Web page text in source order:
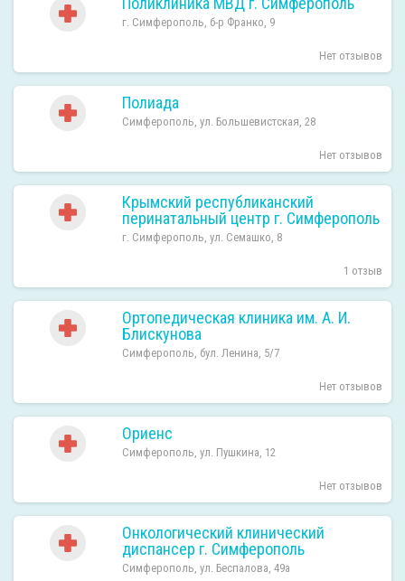
г. Симферополь, б-р Франко, 9
Нет отзывов
Полиада
Симферополь, ул. Большевистская, 28
Нет отзывов
Крымский республиканский
перинатальный центр г. Симферополь
г. Симферополь, ул. Семашко, 8
1 отзыв
Ортопедическая клиника им. А. И.
Блискунова
Симферополь, бул. Ленина, 5/7
Нет отзывов
Ориенс
Симферополь, ул. Пушкина, 12
Нет отзывов
Онкологический клинический
диспансер г. Симферополь
Симферополь, ул. Беспалова, 49а